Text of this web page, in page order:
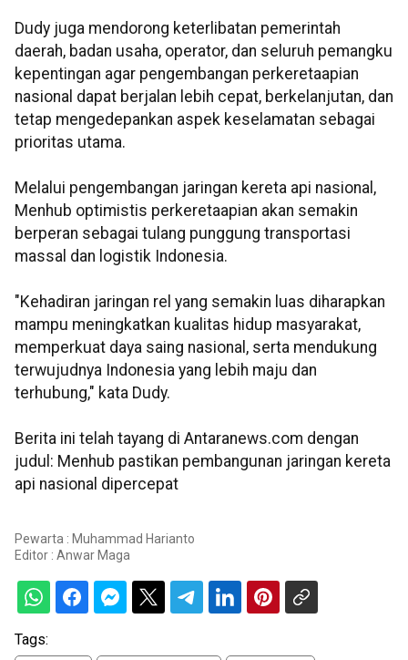
Dudy juga mendorong keterlibatan pemerintah
daerah, badan usaha, operator, dan seluruh pemangku
kepentingan agar pengembangan perkeretaapian
nasional dapat berjalan lebih cepat, berkelanjutan, dan
tetap mengedepankan aspek keselamatan sebagai
prioritas utama.
Melalui pengembangan jaringan kereta api nasional,
Menhub optimistis perkeretaapian akan semakin
berperan sebagai tulang punggung transportasi
massal dan logistik Indonesia.
"Kehadiran jaringan rel yang semakin luas diharapkan
mampu meningkatkan kualitas hidup masyarakat,
memperkuat daya saing nasional, serta mendukung
terwujudnya Indonesia yang lebih maju dan
terhubung," kata Dudy.
Berita ini telah tayang di Antaranews.com dengan
judul: Menhub pastikan pembangunan jaringan kereta
api nasional dipercepat
Pewarta : Muhammad Harianto
Editor : Anwar Maga
Tags: